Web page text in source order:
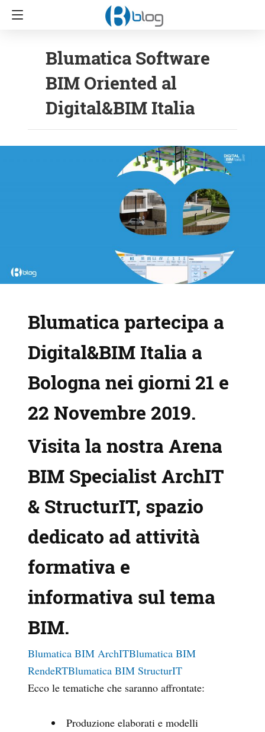
Blumatica Software
BIM Oriented al
Digital&BIM Italia
Blumatica partecipa a
Digital&BIM Italia a
Bologna nei giorni 21 e
22 Novembre 2019.
Visita la nostra Arena
BIM Specialist ArchIT
& StructurIT, spazio
dedicato ad attività
formativa e
informativa sul tema
BIM.
Blumatica BIM ArchITBlumatica BIM
RendeRTBlumatica BIM StructurIT
Ecco le tematiche che saranno affrontate:
Produzione elaborati e modelli